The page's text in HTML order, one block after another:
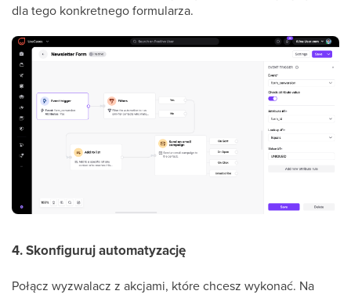
dla tego konkretnego formularza.
4. Skonfiguruj automatyzację
Połącz wyzwalacz z akcjami, które chcesz wykonać. Na